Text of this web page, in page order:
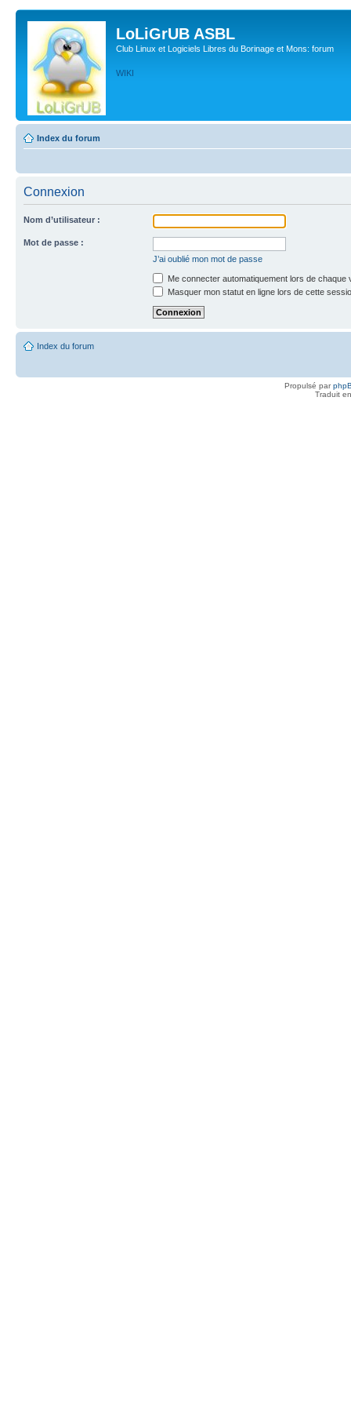
LoLiGrUB ASBL
Club Linux et Logiciels Libres du Borinage et Mons: forum
WIKI
Index du forum
Connexion
Nom d’utilisateur :
Mot de passe :
J’ai oublié mon mot de passe
Me connecter automatiquement lors de chaque
Masquer mon statut en ligne lors de cette
Index du forum
Propulsé par
Traduit